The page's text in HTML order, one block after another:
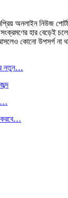
অনলাইন নিউজ
হার বেড়েই
কোনো উপসর্গ না
নতুন…
করবে…